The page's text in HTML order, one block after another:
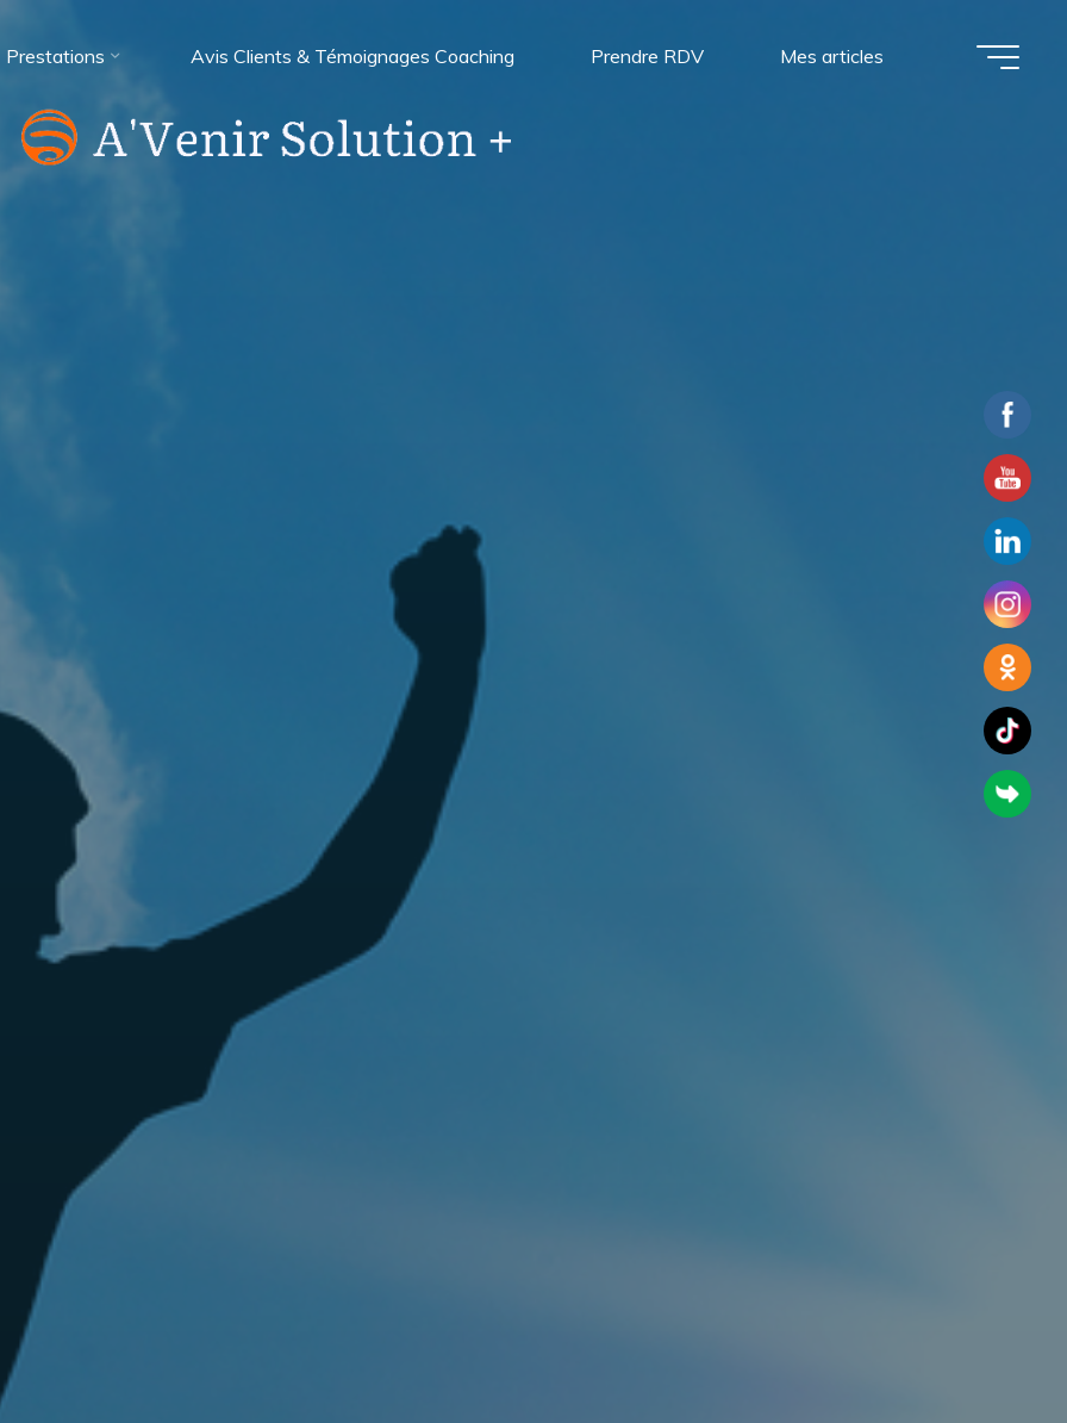
Prestations Avis Clients & Témoignages Coaching Prendre RDV Mes articles